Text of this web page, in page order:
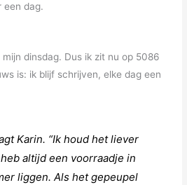
een dag.
dinsdag. Dus ik zit nu op 5086
is: ik blijf schrijven, elke dag een
Karin. “Ik houd het liever
altijd een voorraadje in
liggen. Als het gepeupel